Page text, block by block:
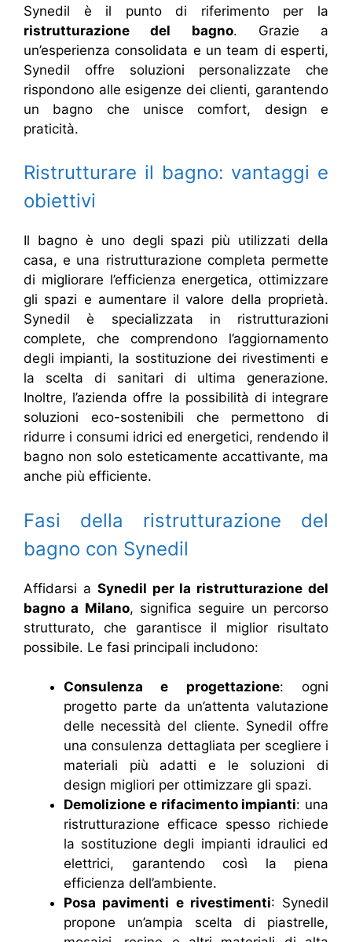
Synedil è il punto di riferimento per la
ristrutturazione del bagno. Grazie a
un’esperienza consolidata e un team di esperti,
Synedil offre soluzioni personalizzate che
rispondono alle esigenze dei clienti, garantendo
un bagno che unisce comfort, design e
praticità.
Ristrutturare il bagno: vantaggi e
obiettivi
Il bagno è uno degli spazi più utilizzati della
casa, e una ristrutturazione completa permette
di migliorare l’efficienza energetica, ottimizzare
gli spazi e aumentare il valore della proprietà.
Synedil è specializzata in ristrutturazioni
complete, che comprendono l’aggiornamento
degli impianti, la sostituzione dei rivestimenti e
la scelta di sanitari di ultima generazione.
Inoltre, l’azienda offre la possibilità di integrare
soluzioni eco-sostenibili che permettono di
ridurre i consumi idrici ed energetici, rendendo il
bagno non solo esteticamente accattivante, ma
anche più efficiente.
Fasi della ristrutturazione del
bagno con Synedil
Affidarsi a Synedil per la ristrutturazione del
bagno a Milano, significa seguire un percorso
strutturato, che garantisce il miglior risultato
possibile. Le fasi principali includono:
Consulenza e progettazione: ogni
progetto parte da un’attenta valutazione
delle necessità del cliente. Synedil offre
una consulenza dettagliata per scegliere i
materiali più adatti e le soluzioni di
design migliori per ottimizzare gli spazi.
Demolizione e rifacimento impianti: una
ristrutturazione efficace spesso richiede
la sostituzione degli impianti idraulici ed
elettrici, garantendo così la piena
efficienza dell’ambiente.
Posa pavimenti e rivestimenti: Synedil
propone un’ampia scelta di piastrelle,